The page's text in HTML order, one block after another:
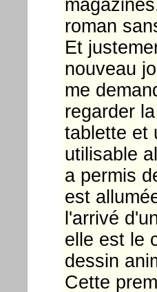
roman
Et
nouveau
me
regarder
tablette et
utilisable
a permis
est
l'arrivé
elle est le
dessin
Cette